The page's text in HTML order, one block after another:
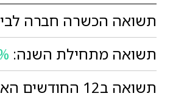
תשואה הכשרה חברה
תשואה מתחילת השנה:
תשואה ב12 החודשים האחרונים: